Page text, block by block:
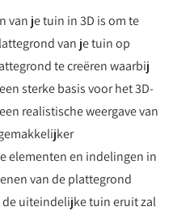
van je tuin in 3D is om te
van je tuin op
te creëren waarbij
sterke basis voor het 3D-
realistische weergave van
elementen en indelingen in
van de plattegrond
uiteindelijke tuin eruit zal